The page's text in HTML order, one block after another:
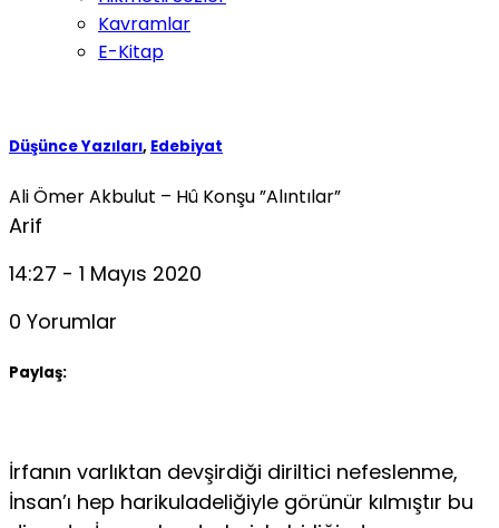
Kavramlar
E-Kitap
Düşünce Yazıları, Edebiyat
Ali Ömer Akbulut – Hû Konşu ”Alıntılar”
Arif
14:27 - 1 Mayıs 2020
0 Yorumlar
Paylaş:
İrfanın varlıktan devşirdiği diriltici nefeslenme,
İnsan’ı hep harikuladeliğiyle görünür kılmıştır bu